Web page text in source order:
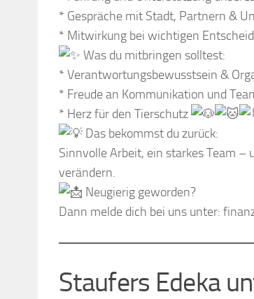
* Gespräche mit Stadt, Partnern &
* Mitwirkung bei wichtigen
Was du mitbringen solltest:
* Verantwortungsbewusstsein &
* Freude an Kommunikation und
* Herz für den Tierschutz
Das bekommst du zurück:
Sinnvolle Arbeit, ein starkes Team –
verändern.
Neugierig geworden?
Dann melde dich bei uns unter:
Staufers Edeka